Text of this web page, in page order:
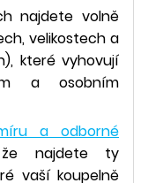
najdete volně
velikostech a
které vyhovují
a osobním
a odborné
že najdete ty
vaší koupelně